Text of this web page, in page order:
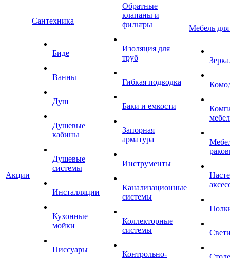
Акции
Сантехника
Биде
Ванны
Душ
Душевые
кабины
Душевые
системы
Инсталляции
Кухонные
мойки
Писсуары
Обратные
клапаны и
фильтры
Изоляция для
труб
Гибкая подводка
Баки и емкости
Запорная
арматура
Инструменты
Канализационные
системы
Коллекторные
системы
Контрольно-
Мебель